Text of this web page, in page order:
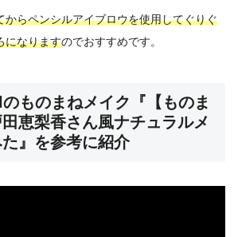
からペンシルアイブロウを使用してぐりぐ
になりますのでおすすめです。
ものまねメイク『【ものま
恵梨香さん風ナチュラルメ
』を参考に紹介